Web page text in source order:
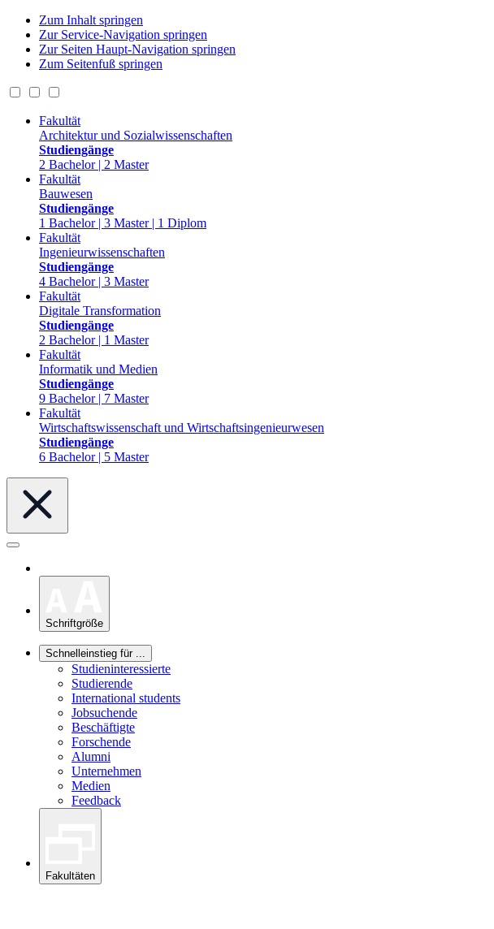
Zum Inhalt springen
Zur Service-Navigation springen
Zur Seiten Haupt-Navigation springen
Zum Seitenfuß springen
Fakultät
Architektur und Sozialwissenschaften
Studiengänge
2 Bachelor | 2 Master
Fakultät
Bauwesen
Studiengänge
1 Bachelor | 3 Master | 1 Diplom
Fakultät
Ingenieurwissenschaften
Studiengänge
4 Bachelor | 3 Master
Fakultät
Digitale Transformation
Studiengänge
2 Bachelor | 1 Master
Fakultät
Informatik und Medien
Studiengänge
9 Bachelor | 7 Master
Fakultät
Wirtschaftswissenschaft und Wirtschaftsingenieurwesen
Studiengänge
6 Bachelor | 5 Master
Schriftgröße
Schnelleinstieg für ...
Studieninteressierte
Studierende
International students
Jobsuchende
Beschäftigte
Forschende
Alumni
Unternehmen
Medien
Feedback
Fakultäten